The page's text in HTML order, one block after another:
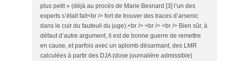
plus petit » (déjà au procès de Marie Besnard [3] l’un des
experts s’était fait<br /> fort de trouver des traces d’arsenic
dans le cuir du fauteuil du juge).<br /> <br /> <br /> Bien sûr, à
défaut d’autre argument, il est de bonne guerre de remettre
en cause, et parfois avec un aplomb désarmant, des LMR
calculées à partir des DJA (dose journalière admissible)